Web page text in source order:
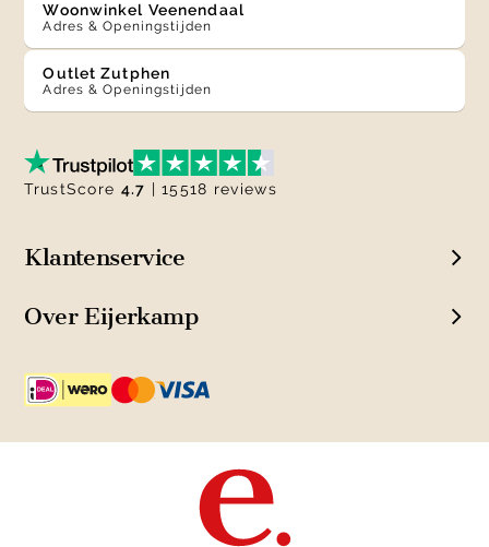
Woonwinkel Veenendaal
Adres & Openingstijden
Outlet Zutphen
Adres & Openingstijden
Klantenservice
Over Eijerkamp
TrustScore 4.7 | 15518 reviews